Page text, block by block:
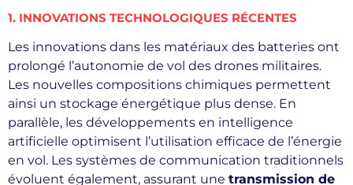
1. INNOVATIONS TECHNOLOGIQUES RÉCENTES
Les innovations dans les matériaux des batteries ont
prolongé l’autonomie de vol des drones militaires.
Les nouvelles compositions chimiques permettent
ainsi un stockage énergétique plus dense. En
parallèle, les développements en intelligence
artificielle optimisent l’utilisation efficace de l’énergie
en vol. Les systèmes de communication traditionnels
évoluent également, assurant une transmission de